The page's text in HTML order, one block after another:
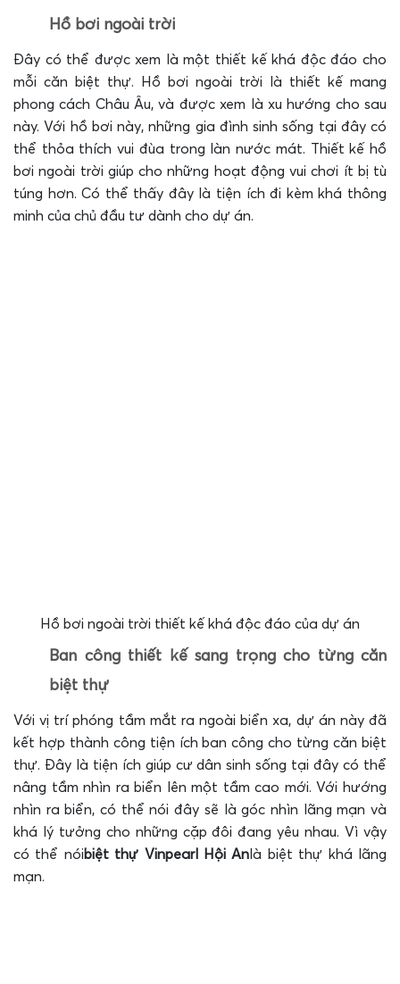
Hồ bơi ngoài trời
Đây có thể được xem là một thiết kế khá độc đáo cho
mỗi căn biệt thự. Hồ bơi ngoài trời là thiết kế mang
phong cách Châu Âu, và được xem là xu hướng cho sau
này. Với hồ bơi này, những gia đình sinh sống tại đây có
thể thỏa thích vui đùa trong làn nước mát. Thiết kế hồ
bơi ngoài trời giúp cho những hoạt động vui chơi ít bị tù
túng hơn. Có thể thấy đây là tiện ích đi kèm khá thông
minh của chủ đầu tư dành cho dự án.
Hồ bơi ngoài trời thiết kế khá độc đáo của dự án
Ban công thiết kế sang trọng cho từng căn
biệt thự
Với vị trí phóng tầm mắt ra ngoài biển xa, dự án này đã
kết hợp thành công tiện ích ban công cho từng căn biệt
thự. Đây là tiện ích giúp cư dân sinh sống tại đây có thể
nâng tầm nhìn ra biển lên một tầm cao mới. Với hướng
nhìn ra biển, có thể nói đây sẽ là góc nhìn lãng mạn và
khá lý tưởng cho những cặp đôi đang yêu nhau. Vì vậy
có thể nóibiệt thự Vinpearl Hội An là biệt thự khá lãng
mạn.